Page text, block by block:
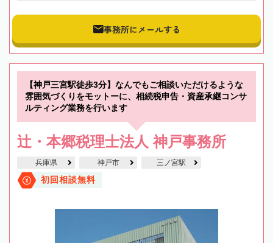
事務所にメールする
【神戸三宮駅徒歩3分】なんでもご相談いただけるような
雰囲気づくりをモットーに、相続税申告・資産承継コンサ
ルティング業務を行います
辻・本郷税理士法人 神戸事務所
兵庫県 神戸市 三ノ宮駅
初回相談無料